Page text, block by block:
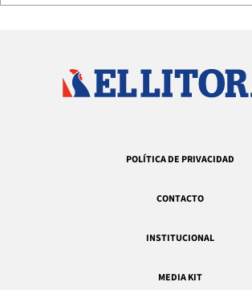
POLÍTICA DE PRIVACIDAD
CONTACTO
INSTITUCIONAL
MEDIA KIT